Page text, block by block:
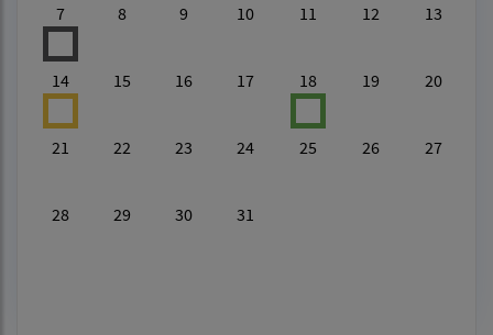
7 8 9 10 11 12 13
14 15 16 17 18 19 20
21 22 23 24 25 26 27
28 29 30 31